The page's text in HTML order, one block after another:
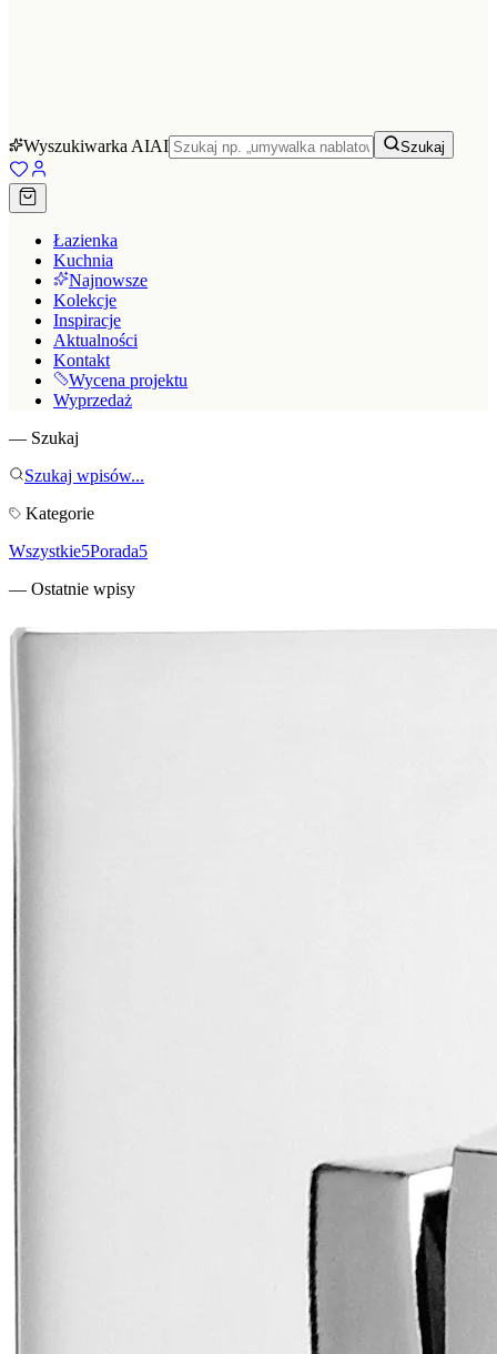
Wyszukiwarka AIAI Szukaj
Łazienka
Kuchnia
Najnowsze
Kolekcje
Inspiracje
Aktualności
Kontakt
Wycena projektu
Wyprzedaż
— Szukaj
Szukaj wpisów...
Kategorie
Wszystkie5Porada5
— Ostatnie wpisy